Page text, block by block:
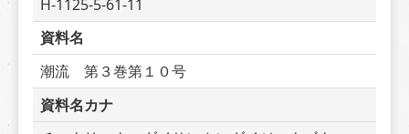
H-1125-5-61-11
資料名
潮流　第３巻第１０号
資料名カナ